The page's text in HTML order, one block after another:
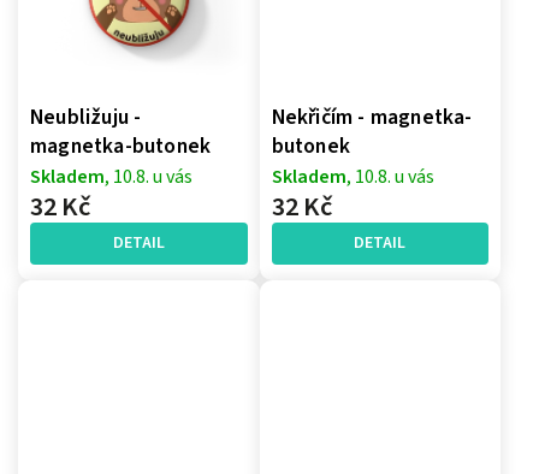
Neubližuju -
magnetka-butonek
Skladem, 10.8. u vás
32 Kč
DETAIL
Nekřičím - magnetka-
butonek
Skladem, 10.8. u vás
32 Kč
DETAIL